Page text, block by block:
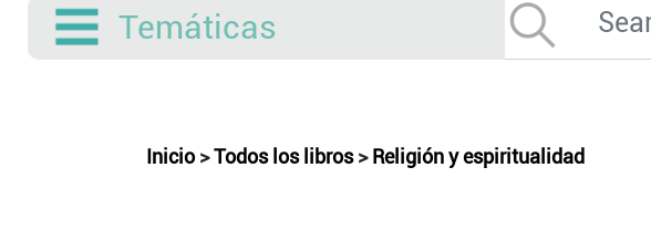
Temáticas
Inicio >Todos los libros >Religión y espiritualidad